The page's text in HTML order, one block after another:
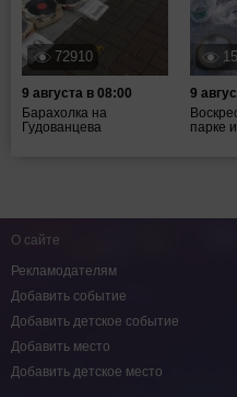
72910
9 августа в 08:00
Барахолка на
Гудованцева
9
парке
О сайте
Рекламодателям
Добавить событие
Добавить детское событие
Добавить место
Добавить детское место